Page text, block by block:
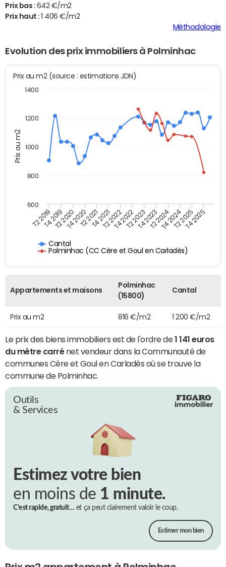
Prix bas : 642 €/m2
Prix haut :
1 406 €/m2
Méthodologie
Evolution des prix immobiliers à Polminhac
Prix au m2
Prix au m2 (source : estimations JDN)
Cantal
Polminhac (CC Cère et Goul en Carladès)
T2 2019T4 2019T2 2020T4 2020T2 2021T4 2021T2 2022T4 2022T2 2023T4 2023T2 2024T4 2024T2 2025T4 2025
800
1000
1200
600
1400
Appartements et maisons
Polminhac
(15800)
Cantal
Prix au m2 816 €/m2 1 200 €/m2
Le prix des biens immobiliers est de l'ordre de1 141 euros
du mètre carrénet vendeur dans la Communauté de
communes Cère et Goul en Carladès où se trouve la
commune de Polminhac.
Outils
& Services
Estimez votre bien
en moins de 1 minute.
C’est rapide, gratuit…et ça peut clairement valoir le coup.
Estimer mon bien